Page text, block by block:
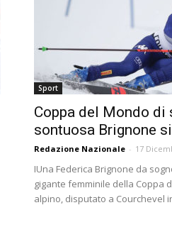
Sport
Coppa del Mondo di
sontuosa Brignone
Redazione Nazionale - 17
IUna Federica Brignone da
gigante femminile della Coppa
alpino, disputato a Courchevel